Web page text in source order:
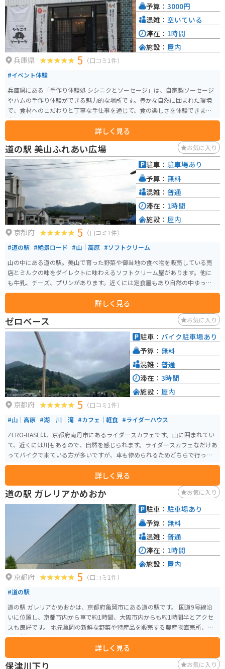
兵庫県 5 （口コミ1件）
#イベント体験
兵庫県にある「手作り体験処 シシニクとソーセージ」は、自家製ソーセージ
やハムの手作り体験ができる魅力的な場所です。豊かな自然に囲まれた環境
で、食材へのこだわりと丁寧な手仕事を通じて、食の楽しさを体験できます。
自分で作ったソーセージをその場で焼いて食べることも可能で、五感で食を
への事前予約がおすすめです。特に週末や祝日は混み合う可能性があるた
め、事前に予約しておくとスムーズに体験できます。バイク乗りにとって嬉
しいのは、駐車場が完備されていること。ツーリングの途中に立ち寄り、手
作り体験を楽しむことができます。周辺には、自然豊かな観光スポットも多
く、バイクでの移動も快適です。近くには、但馬の小京都と呼ばれる出石の
街並みがあり、風情ある景色を堪能できます。また、城崎温泉も近く、温泉
で旅の疲れを癒すことも可能です。 地域の名産品としては、もちろん手作り
のソーセージやハムが挙げられます。お土産として購入し、自宅で楽しむこ
ともできますし、BBQなどに持っていくのも良いでしょう。また、周辺地域
では、但馬牛や新鮮な野菜なども手に入ります。シシニクとソーセージでの
詳しく見る
予算： 3000円
混雑： 空いている
滞在： 1時間
施設： 屋内
道の駅 美山ふれあい広場 お気に入り
京都府 5 （口コミ1件）
#道の駅 #絶景ロード #山｜高原 #ソフトクリーム
山の中にある道の駅。美山で育った野菜や御当地の食べ物を販売している売
店とミルクの味をダイレクトに味わえるソフトクリーム屋があります。他に
も牛乳、チーズ、プリンがあります。近くには定食屋もあり自然の中ゆっく
り出来る場所です。
詳しく見る
駐車： 駐車場あり
予算： 無料
混雑： 普通
滞在： 1時間
施設： 屋内
ゼロベース お気に入り
京都府 5 （口コミ1件）
#山｜高原 #湖｜川｜滝 #カフェ｜軽食 #ライダーハウス
ZERO-BASEは、京都府南丹市にあるライダースカフェです。山に囲まれてい
て、近くには川もあるので、自然を感じられます。ライダースカフェなだけあ
ってバイクで来ている方が多いですが、車も停められるためどちらで行って
も楽しめます。 美山町産のお米や自家栽培の無農薬野菜、平飼い卵を使用し
た料理を提供し、美しい自然を眺めながら食事を楽しむことができます。カ
フェのチキンオーバーライスは絶品です。バスケットゴールやキックボード
なども置いてあるので、体を動かすこともできます。洗車する場所もあるの
でとても良いツーリングスポットです。
詳しく見る
駐車： バイク駐車場あり
予算： 無料
混雑： 普通
滞在： 3時間
施設： 屋内
道の駅 ガレリアかめおか お気に入り
京都府 5 （口コミ1件）
#道の駅
道の駅 ガレリアかめおかは、京都府亀岡市にある道の駅です。 国道9号線沿
いに位置し、京都市内から車で約1時間、大阪市内からも約1時間半とアクセ
スも良好です。 地元亀岡の新鮮な野菜や特産品を販売する農産物直売所、地
元食材を使った料理が楽しめるレストラン、お土産コーナーなどがあります。
特に、丹波栗や松茸など、季節の食材を使った料理やスイーツはおすすめで
す。 ツーリングの休憩場所としても人気があり、バイクスタンドも設置され
詳しく見る
駐車： 駐車場あり
予算： 無料
混雑： 普通
滞在： 1時間
施設： 屋内
保津川下り お気に入り